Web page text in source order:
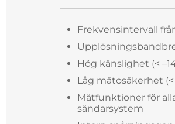
Frekvensintervall
Hög känslighet (<
Låg mätosäkerhet (<
Mätfunktioner för
sändarsystem